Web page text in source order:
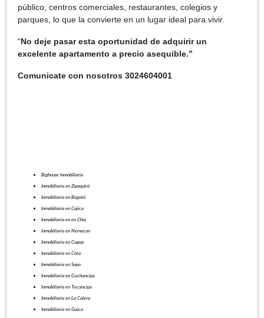
público, centros comerciales, restaurantes, colegios y
parques, lo que la convierte en un lugar ideal para vivir.
“No deje pasar esta oportunidad de adquirir un
excelente apartamento a precio asequible.”
Comunicate con nosotros 3024604001
Bighouse Inmobiliaria
Inmobiliaria en Zipaquirá
Inmobiliaria en Bogotá
Inmobiliaria en Cajica
Inmobiliaria en en Chia
Inmobiliaria en Nemocon
Inmobiliaria en Cogua
Inmobiliaria en Cota
Inmobiliaria en Sopo
Inmobiliaria en Gachancipa
Inmobiliaria en Tocancipa
Inmobiliaria en La Calera
Inmobiliaria en Gusca